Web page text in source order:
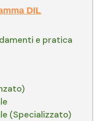
DIL
e pratica
(Specializzato)